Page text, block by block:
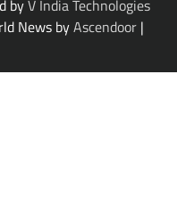
byV India Technologies
News byAscendoor |